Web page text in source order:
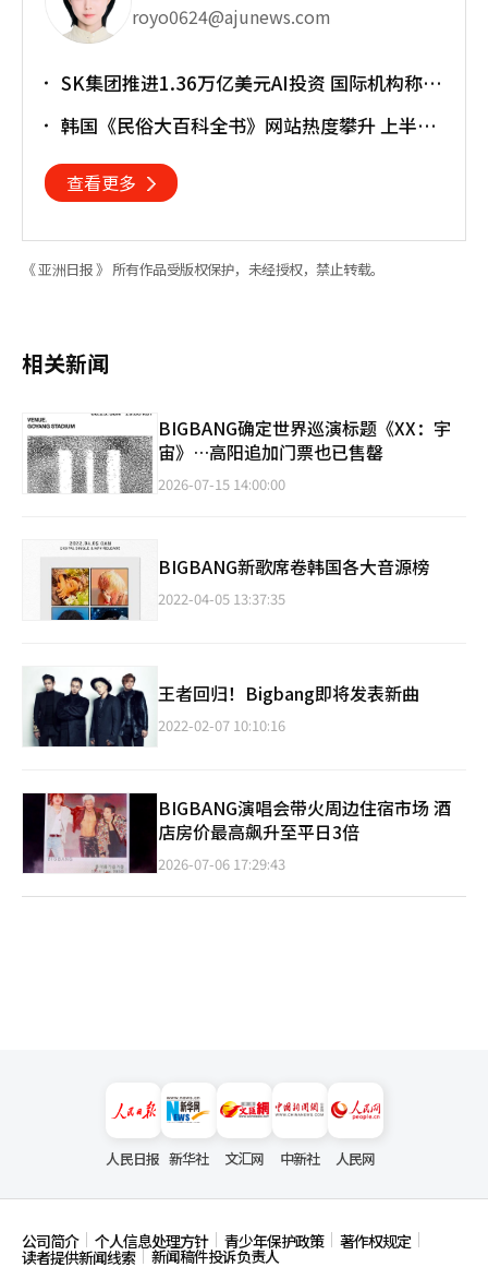
royo0624@ajunews.com
SK集团推进1.36万亿美元AI投资 国际机构称将
韩国《民俗大百科全书》网站热度攀升 上半年
查看更多
《 亚洲日报 》 所有作品受版权保护，未经授权，禁止转载。
相关新闻
BIGBANG确定世界巡演标题《XX：宇
宙》…高阳追加门票也已售罄
2026-07-15 14:00:00
BIGBANG新歌席卷韩国各大音源榜
2022-04-05 13:37:35
王者回归！Bigbang即将发表新曲
2022-02-07 10:10:16
BIGBANG演唱会带火周边住宿市场 酒
店房价最高飙升至平日3倍
2026-07-06 17:29:43
人民日报 新华社 文汇网 中新社 人民网
公司简介 个人信息处理方针 青少年保护政策 著作权规定
读者提供新闻线索
新闻稿件投诉负责人